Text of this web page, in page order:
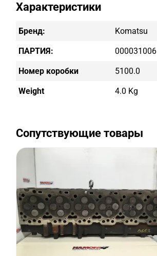
Характеристики
Бренд: Komatsu
ПАРТИЯ: 000031006
Номер коробки 5100.0
Weight 4.0 Kg
Сопутствующие товары